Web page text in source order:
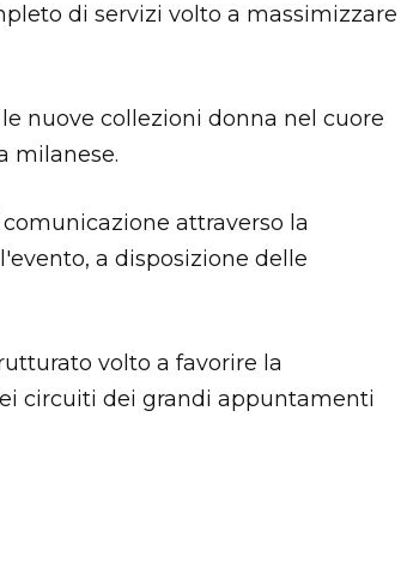
di servizi volto a massimizzare
nuove collezioni donna nel cuore
milanese.
attraverso la
a disposizione delle
volto a favorire la
circuiti dei grandi appuntamenti